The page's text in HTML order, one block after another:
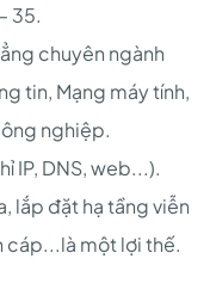
35.
chuyên ngành
tin, Mạng máy tính,
nghiệp.
IP, DNS, web...).
lắp đặt hạ tầng viễn
cáp...là một lợi thế.